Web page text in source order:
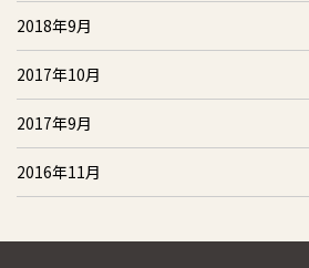
2018年9月
2017年10月
2017年9月
2016年11月